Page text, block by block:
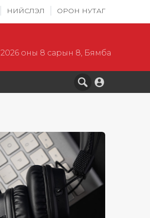
НИЙСЛЭЛ ОРОН НУТАГ
2026 оны 8 сарын 8, Бямба